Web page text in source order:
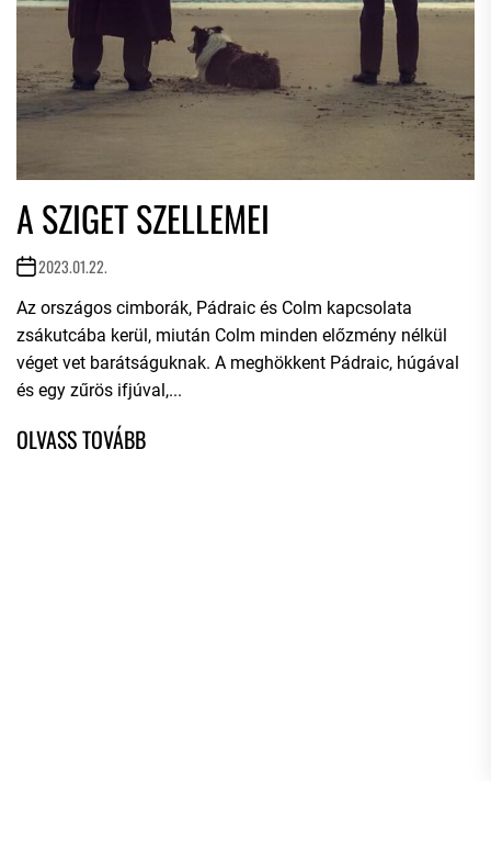
A SZIGET SZELLEMEI
2023.01.22.
Az országos cimborák, Pádraic és Colm kapcsolata
zsákutcába kerül, miután Colm minden előzmény nélkül
véget vet barátságuknak. A meghökkent Pádraic, húgával
és egy zűrös ifjúval,...